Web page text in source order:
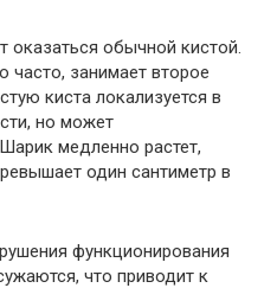
обычной кистой.
часто, занимает второе
киста локализуется в
но может
медленно растет,
один сантиметр в
функционирования
что приводит к